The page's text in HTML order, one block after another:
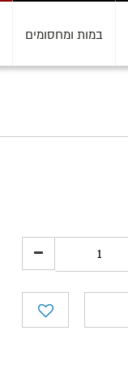
במות ומחסומים